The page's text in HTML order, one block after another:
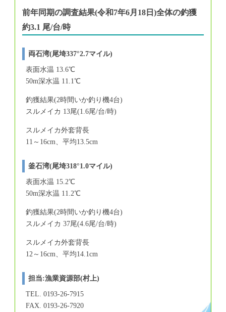
前年同期の調査結果(令和7年6月18日)全体の釣獲
約3.1 尾/台/時
両石湾(尾埼337°2.7マイル)
表面水温 13.6℃
50m深水温 11.1℃
釣獲結果(2時間いか釣り機4台)
スルメイカ 13尾(1.6尾/台/時)
スルメイカ外套背長
11～16cm、平均13.5cm
釜石湾(尾埼318°1.0マイル)
表面水温 15.2℃
50m深水温 11.2℃
釣獲結果(2時間いか釣り機4台)
スルメイカ 37尾(4.6尾/台/時)
スルメイカ外套背長
12～16cm、平均14.1cm
担当:漁業資源部(村上)
TEL. 0193-26-7915
FAX. 0193-26-7920